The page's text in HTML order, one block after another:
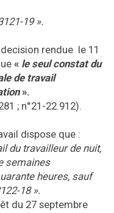
19 ».
rendue le 11
« le seul constat du
de travail
».
; n°21-22.912).
dispose que :
du travailleur de nuit,
semaines
heures, sauf
18 ».
du 27 septembre